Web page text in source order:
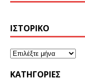
ΙΣΤΟΡΙΚΌ
KΑΤΗΓΟΡΊΕΣ